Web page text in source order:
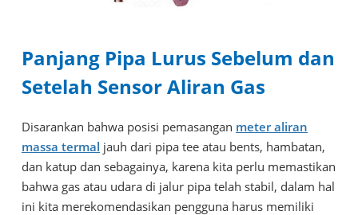
Panjang Pipa Lurus Sebelum dan
Setelah Sensor Aliran Gas
Disarankan bahwa posisi pemasangan meter aliran
massa termal jauh dari pipa tee atau bents, hambatan,
dan katup dan sebagainya, karena kita perlu memastikan
bahwa gas atau udara di jalur pipa telah stabil, dalam hal
ini kita merekomendasikan pengguna harus memiliki